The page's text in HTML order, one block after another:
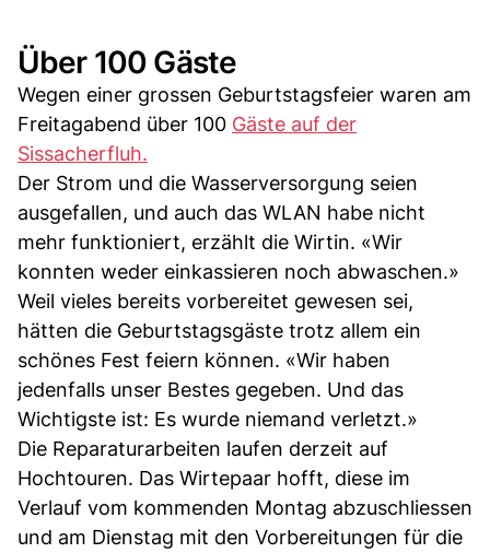
Über 100 Gäste
Wegen einer grossen Geburtstagsfeier waren am
Freitagabend über 100 Gäste auf der
Sissacherfluh.
Der Strom und die Wasserversorgung seien
ausgefallen, und auch das WLAN habe nicht
mehr funktioniert, erzählt die Wirtin. «Wir
konnten weder einkassieren noch abwaschen.»
Weil vieles bereits vorbereitet gewesen sei,
hätten die Geburtstagsgäste trotz allem ein
schönes Fest feiern können. «Wir haben
jedenfalls unser Bestes gegeben. Und das
Wichtigste ist: Es wurde niemand verletzt.»
Die Reparaturarbeiten laufen derzeit auf
Hochtouren. Das Wirtepaar hofft, diese im
Verlauf vom kommenden Montag abzuschliessen
und am Dienstag mit den Vorbereitungen für die